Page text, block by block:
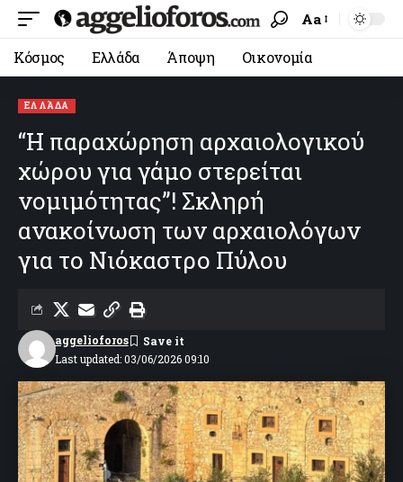
Aa
Κόσμος Ελλάδα Άποψη Οικονομία
ΕΛΛΆΔΑ
“Η παραχώρηση αρχαιολογικού
χώρου για γάμο στερείται
νομιμότητας”! Σκληρή
ανακοίνωση των αρχαιολόγων
για το Νιόκαστρο Πύλου
Last updated: 03/06/2026 09:10
aggelioforos